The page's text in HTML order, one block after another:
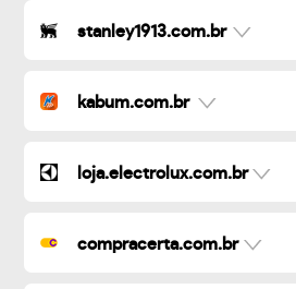
stanley1913.com.br
kabum.com.br
loja.electrolux.com.br
compracerta.com.br